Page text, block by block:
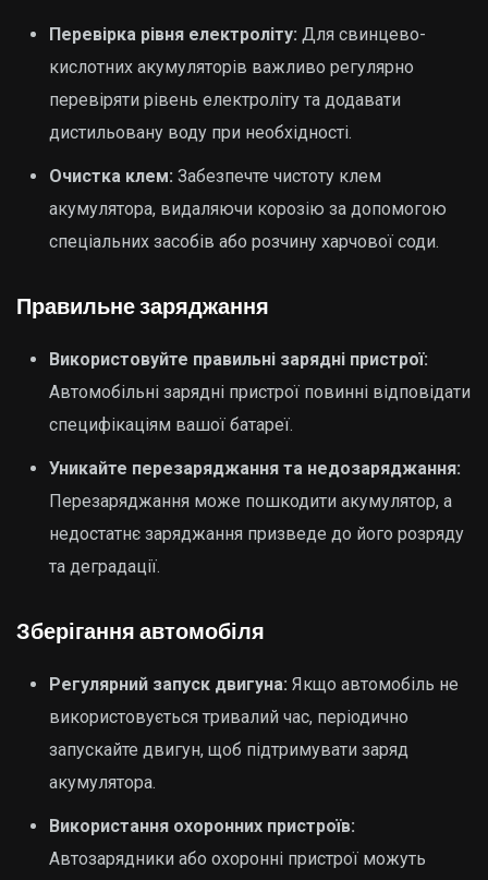
Перевірка рівня електроліту: Для свинцево-
кислотних акумуляторів важливо регулярно
перевіряти рівень електроліту та додавати
дистильовану воду при необхідності.
Очистка клем: Забезпечте чистоту клем
акумулятора, видаляючи корозію за допомогою
спеціальних засобів або розчину харчової соди.
Правильне заряджання
Використовуйте правильні зарядні пристрої:
Автомобільні зарядні пристрої повинні відповідати
специфікаціям вашої батареї.
Уникайте перезаряджання та недозаряджання:
Перезаряджання може пошкодити акумулятор, а
недостатнє заряджання призведе до його розряду
та деградації.
Зберігання автомобіля
Регулярний запуск двигуна: Якщо автомобіль не
використовується тривалий час, періодично
запускайте двигун, щоб підтримувати заряд
акумулятора.
Використання охоронних пристроїв:
Автозарядники або охоронні пристрої можуть